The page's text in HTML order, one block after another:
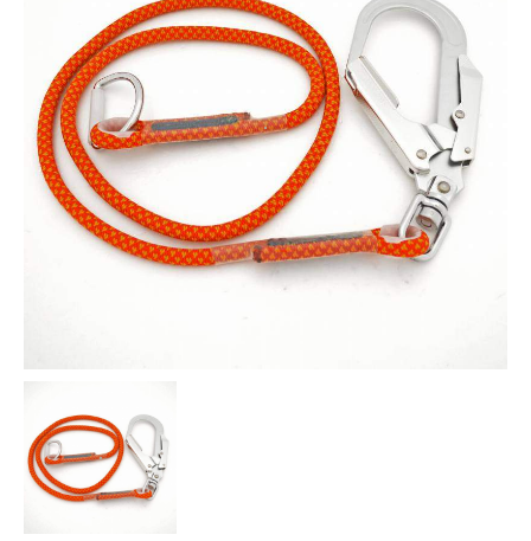
お知らせ
採用情報